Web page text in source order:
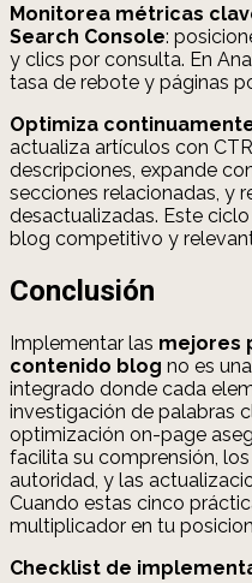
Monitorea métricas
Search Console:
y clics por consulta. En
tasa de rebote y páginas
Optimiza
actualiza artículos con
descripciones, expande
secciones relacionadas, y
desactualizadas. Este
blog competitivo y
Conclusión
Implementar las mejores
contenido blog no es
integrado donde cada
investigación de palabras
optimización on-page
facilita su comprensión,
autoridad, y las
Cuando estas cinco
multiplicador en tu
Checklist de